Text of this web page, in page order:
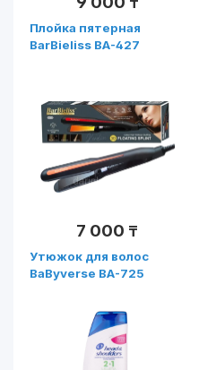
Плойка пятерная
BarBieliss BA-427
7 000 ₸
Утюжок для волос
BaByverse BA-725